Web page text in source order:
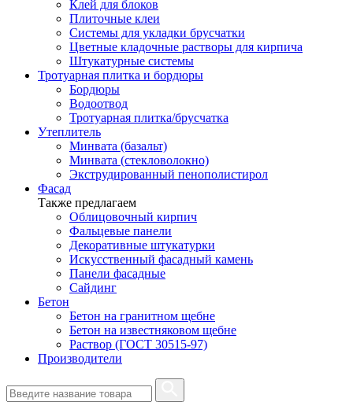
Клей для блоков
Плиточные клеи
Системы для укладки брусчатки
Цветные кладочные растворы для кирпича
Штукатурные системы
Тротуарная плитка и бордюры
Бордюры
Водоотвод
Тротуарная плитка/брусчатка
Утеплитель
Минвата (базальт)
Минвата (стекловолокно)
Экструдированный пенополистирол
Фасад
Также предлагаем
Облицовочный кирпич
Фальцевые панели
Декоративные штукатурки
Искусственный фасадный камень
Панели фасадные
Сайдинг
Бетон
Бетон на гранитном щебне
Бетон на известняковом щебне
Раствор (ГОСТ 30515-97)
Производители